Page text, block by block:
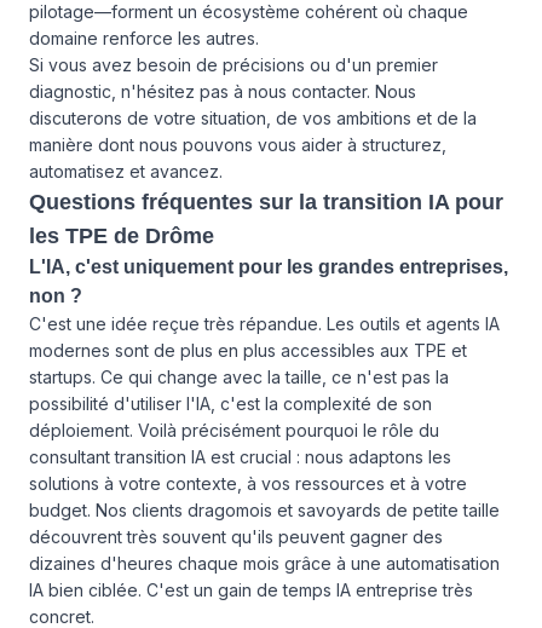
pilotage—forment un écosystème cohérent où chaque
domaine renforce les autres.
Si vous avez besoin de précisions ou d'un premier
diagnostic, n'hésitez pas à nous contacter. Nous
discuterons de votre situation, de vos ambitions et de la
manière dont nous pouvons vous aider à structurez,
automatisez et avancez.
Questions fréquentes sur la transition IA pour
les TPE de Drôme
L'IA, c'est uniquement pour les grandes entreprises,
non ?
C'est une idée reçue très répandue. Les outils et agents IA
modernes sont de plus en plus accessibles aux TPE et
startups. Ce qui change avec la taille, ce n'est pas la
possibilité d'utiliser l'IA, c'est la complexité de son
déploiement. Voilà précisément pourquoi le rôle du
consultant transition IA est crucial : nous adaptons les
solutions à votre contexte, à vos ressources et à votre
budget. Nos clients dragomois et savoyards de petite taille
découvrent très souvent qu'ils peuvent gagner des
dizaines d'heures chaque mois grâce à une automatisation
IA bien ciblée. C'est un gain de temps IA entreprise très
concret.